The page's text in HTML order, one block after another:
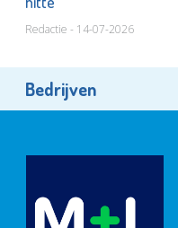
Redactie - 14-07-2026
Bedrijven